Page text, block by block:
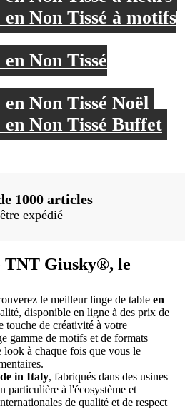
Non Tissé à motifs
Non Tissé
Non Tissé Noël
Non Tissé Buffet
20 000 clients
depuis 2014
TNT Giusky®, le
le meilleur linge de table en
disponible en ligne à des prix de
touche de créativité à votre
gamme de motifs et de formats
à chaque fois que vous le
in Italy, fabriqués dans des usines
particulière à l'écosystème et
de qualité et de respect